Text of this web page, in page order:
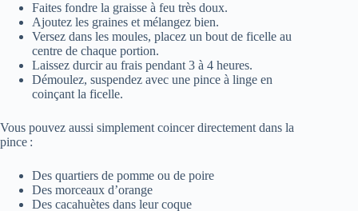
Faites fondre la graisse à feu très doux.
Ajoutez les graines et mélangez bien.
Versez dans les moules, placez un bout de ficelle au
centre de chaque portion.
Laissez durcir au frais pendant 3 à 4 heures.
Démoulez, suspendez avec une pince à linge en
coinçant la ficelle.
Vous pouvez aussi simplement coincer directement dans la
pince :
Des quartiers de pomme ou de poire
Des morceaux d’orange
Des cacahuètes dans leur coque